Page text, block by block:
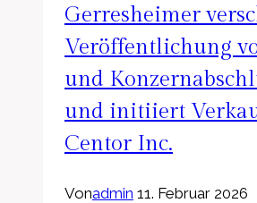
–
vom
31
Januar
Gerresheimer
Veröffentlichung
und
und initiiert
Centor Inc.
Vonadmin 11. Februar 2026